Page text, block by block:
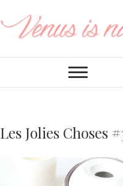
Les Jolies Choses